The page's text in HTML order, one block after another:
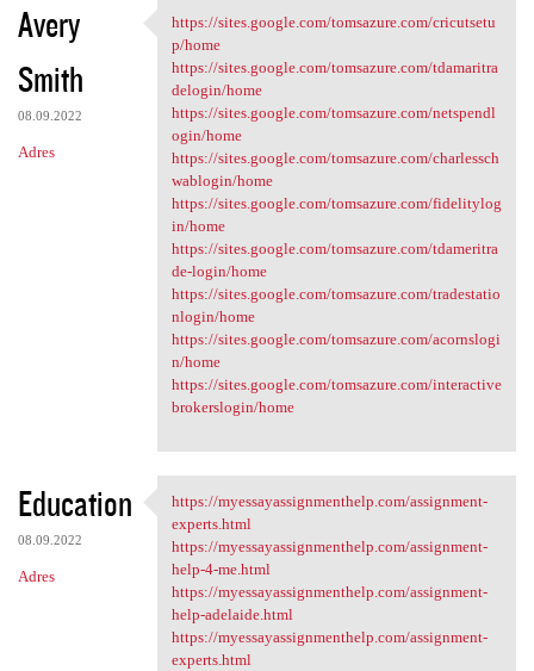
Avery
Smith
08.09.2022
Adres
https://sites.google.com
https://sites.google.com/tomsazure.com/cricutsetu
p/home
https://sites.google.com/tomsazure.com/tdamaritra
delogin/home
https://sites.google.com/tomsazure.com/netspendl
ogin/home
https://sites.google.com/tomsazure.com/charlessch
wablogin/home
https://sites.google.com/tomsazure.com/fidelitylog
in/home
https://sites.google.com/tomsazure.com/tdameritra
de-login/home
https://sites.google.com/tomsazure.com/tradestatio
nlogin/home
https://sites.google.com/tomsazure.com/acornslogi
n/home
https://sites.google.com/tomsazure.com/interactive
brokerslogin/home
Education
08.09.2022
Adres
https://myessayassignmenthelp
https://myessayassignmenthelp.com/assignment-
experts.html
https://myessayassignmenthelp.com/assignment-
help-4-me.html
https://myessayassignmenthelp.com/assignment-
help-adelaide.html
https://myessayassignmenthelp.com/assignment-
experts.html